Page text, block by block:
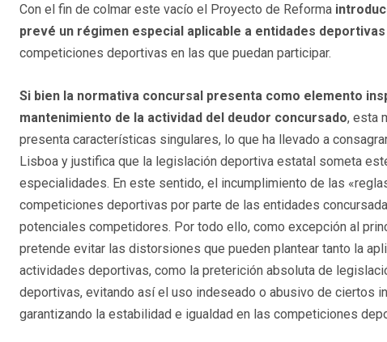
Con el fin de colmar este vacío el Proyecto de Reforma
prevé un régimen especial aplicable a entidades deportivas
competiciones deportivas en las que puedan participar.
Si bien la normativa concursal presenta como elemento
mantenimiento de la actividad del deudor concursado, esta
presenta características singulares, lo que ha llevado a
Lisboa y justifica que la legislación deportiva estatal someta
especialidades. En este sentido, el incumplimiento de las
competiciones deportivas por parte de las entidades
potenciales competidores. Por todo ello, como excepción al
pretende evitar las distorsiones que pueden plantear tanto la
actividades deportivas, como la preterición absoluta de
deportivas, evitando así el uso indeseado o abusivo de ciertos
garantizando la estabilidad e igualdad en las competiciones